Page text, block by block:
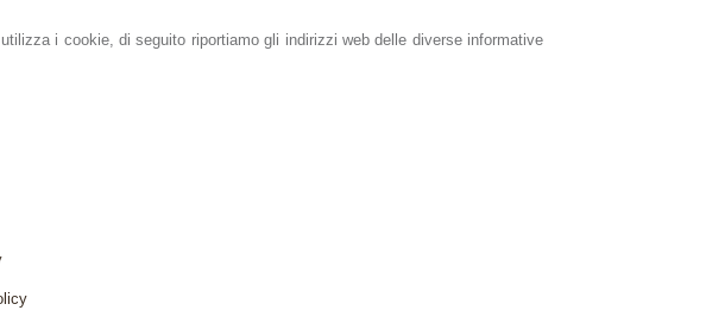
i cookie, di seguito riportiamo gli indirizzi web delle diverse informative